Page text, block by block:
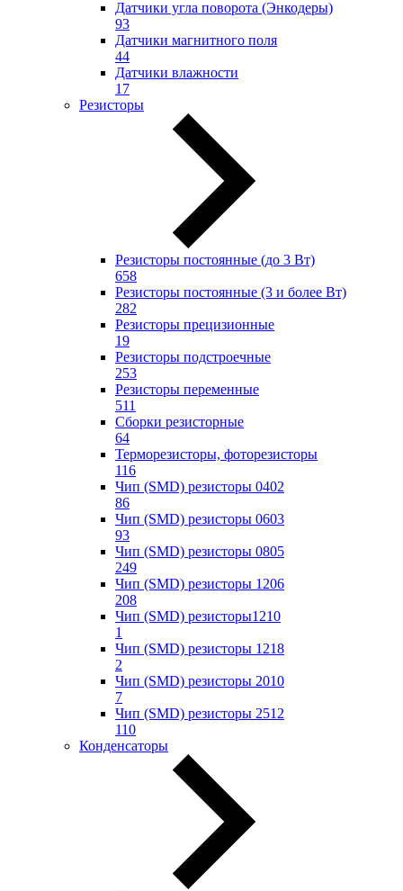
Датчики угла поворота (Энкодеры)
93
Датчики магнитного поля
44
Датчики влажности
17
Резисторы
Резисторы постоянные (до 3 Вт)
658
Резисторы постоянные (3 и более Вт)
282
Резисторы прецизионные
19
Резисторы подстроечные
253
Резисторы переменные
511
Сборки резисторные
64
Терморезисторы, фоторезисторы
116
Чип (SMD) резисторы 0402
86
Чип (SMD) резисторы 0603
93
Чип (SMD) резисторы 0805
249
Чип (SMD) резисторы 1206
208
Чип (SMD) резисторы1210
1
Чип (SMD) резисторы 1218
2
Чип (SMD) резисторы 2010
7
Чип (SMD) резисторы 2512
110
Конденсаторы